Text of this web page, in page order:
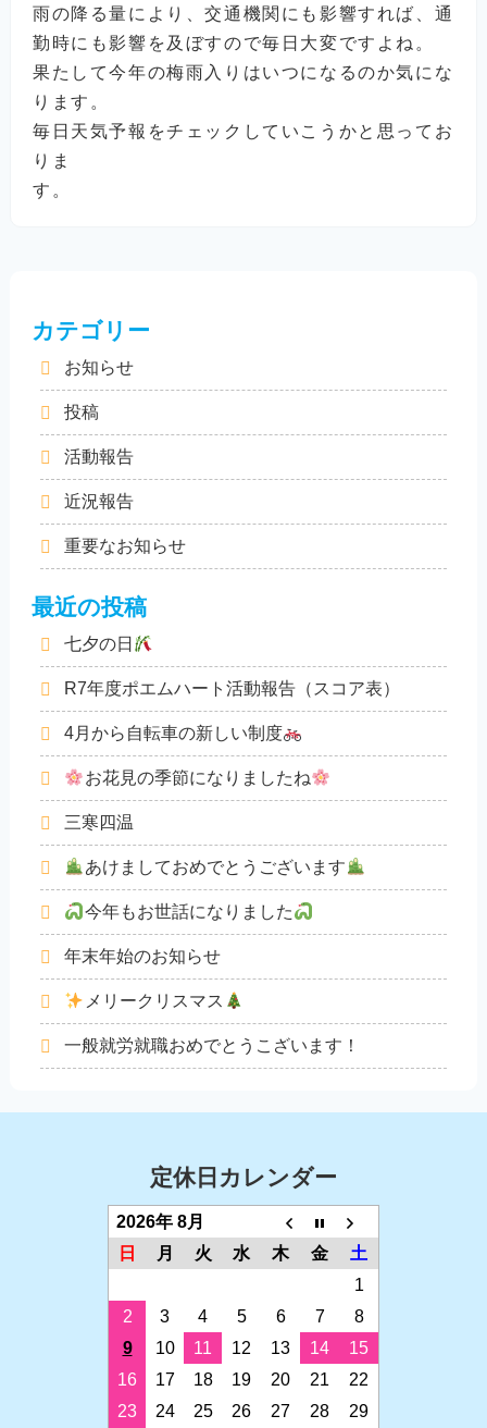
雨の降る量により、交通機関にも影響すれば、通
勤時にも影響を及ぼすので毎日大変ですよね。
果たして今年の梅雨入りはいつになるのか気にな
ります。
毎日天気予報をチェックしていこうかと思ってお
りま
す
カテゴリー
お知らせ
投稿
活動報告
近況報告
重要なお知らせ
最近の投稿
七夕の日
R7年度ポエムハート活動報告（スコア表）
4月から自転車の新しい制度
お花見の季節になりましたね
三寒四温
あけましておめでとうございます
今年もお世話になりました
年末年始のお知らせ
メリークリスマス
一般就労就職おめでとうこざいます！
定休日カレンダー
2026年 8月
日
月 火 水 木 金
土
1
2
3 4 5 6 7
8
9
10 11 12 13 14
15
16
17 18 19 20 21
22
23
24 25 26 27 28 29